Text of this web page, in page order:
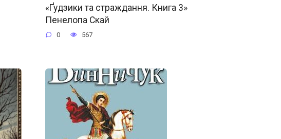
«Ґудзики та страждання. Книга 3»
Пенелопа Скай
0 567